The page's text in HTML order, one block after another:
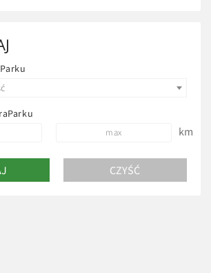
całorocznego wynajmu. Poranną kawę
można sączyć na tarasie, z którego
się na Bałtów.
km